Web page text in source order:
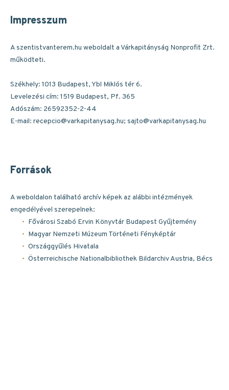
Impresszum
A szentistvanterem.hu weboldalt a Várkapitányság Nonprofit Zrt.
működteti.
Székhely: 1013 Budapest, Ybl Miklós tér 6.
Levelezési cím: 1519 Budapest, Pf. 365
Adószám: 26592352-2-44
E-mail: recepcio@varkapitanysag.hu; sajto@varkapitanysag.hu
Források
A weboldalon található archív képek az alábbi intézmények
engedélyével szerepelnek:
Fővárosi Szabó Ervin Könyvtár Budapest Gyűjtemény
Magyar Nemzeti Múzeum Történeti Fényképtár
Országgyűlés Hivatala
Österreichische Nationalbibliothek Bildarchiv Austria, Bécs